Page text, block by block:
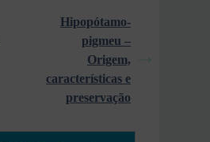
Hipopótamo-
pigmeu –
Origem,
características e
preservação